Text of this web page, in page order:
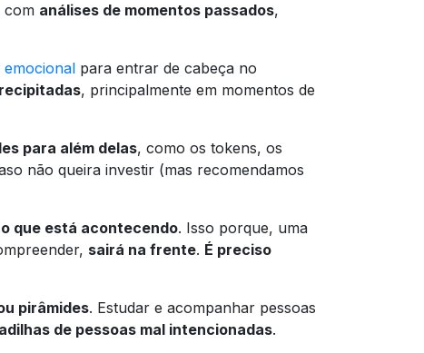
com análises de momentos passados,
emocional para entrar de cabeça no
, principalmente em momentos de
para além delas, como os tokens, os
não queira investir (mas recomendamos
que está acontecendo. Isso porque, uma
sairá na frente. É preciso
pirâmides. Estudar e acompanhar pessoas
de pessoas mal intencionadas.